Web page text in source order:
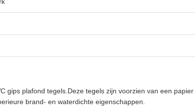
gips plafond tegels.Deze tegels zijn voorzien van een
brand- en waterdichte eigenschappen.